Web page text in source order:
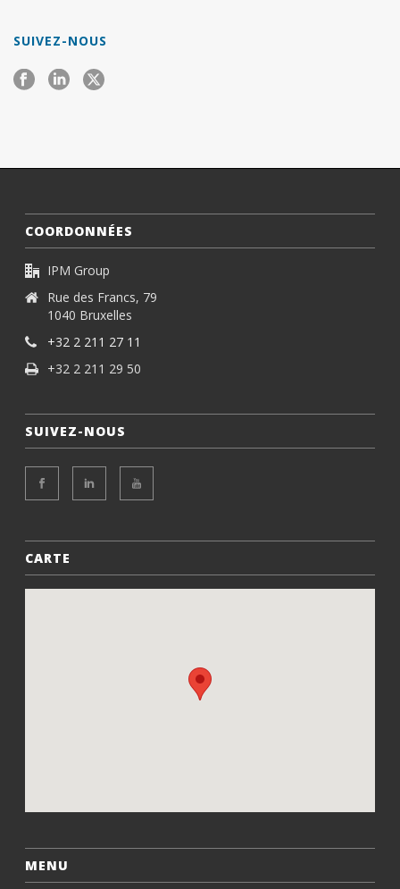
SUIVEZ-NOUS
COORDONNÉES
IPM Group
Rue des Francs, 79
1040 Bruxelles
+32 2 211 27 11
+32 2 211 29 50
SUIVEZ-NOUS
CARTE
MENU